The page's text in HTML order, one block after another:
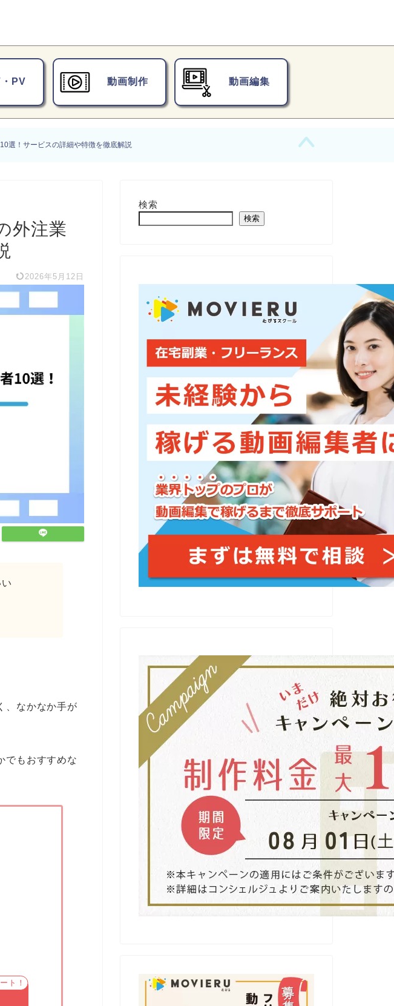
・PV 動画制作 動画編集
選！サービスの詳細や特徴を徹底解説
外注業
2026年5月12日
、なかなか手が
でもおすすめな
ト！
検索
検索